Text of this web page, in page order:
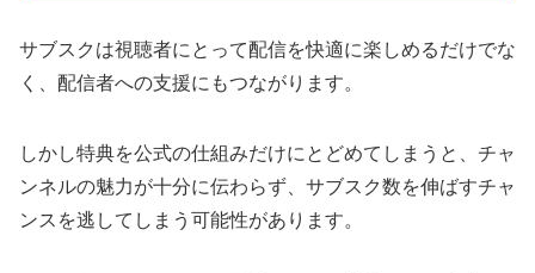
サブスクは視聴者にとって配信を快適に楽しめるだけでな
く、配信者への支援にもつながります。
しかし特典を公式の仕組みだけにとどめてしまうと、チャ
ンネルの魅力が十分に伝わらず、サブスク数を伸ばすチャ
ンスを逃してしまう可能性があります。